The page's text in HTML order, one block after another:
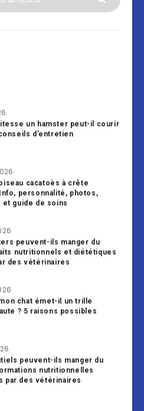
un hamster peut-il courir
d’entretien
cacatoès à crête
personnalité, photos,
guide de soins
peuvent-ils manger du
nutritionnels et diététiques
des vétérinaires
chat émet-il un trille
? 5 raisons possibles
peuvent-ils manger du
nutritionnelles
par des vétérinaires